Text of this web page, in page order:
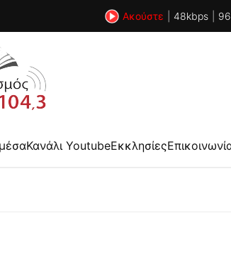
Ακούστε 48kbps
Κανάλι YoutubeΕκκλησίες